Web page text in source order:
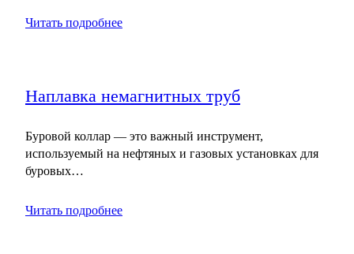
Читать подробнее
Наплавка немагнитных труб
Буровой коллар — это важный инструмент,
используемый на нефтяных и газовых установках для
буровых…
Читать подробнее